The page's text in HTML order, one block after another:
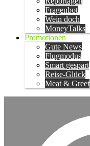
Fragenbot
Wein doch
MoneyTalks
Promotionen
Gute News
Flugmodus
Smart gespart
Reise-Glück
Meat & Greet